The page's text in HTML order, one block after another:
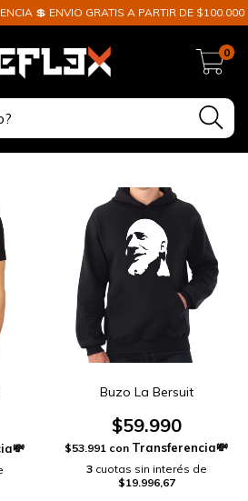
💲 ENVIO GRATIS A PARTIR DE $100.000
0
Buzo La Bersuit
$59.990
$53.991 con
3 cuotas sin interés de
$19.996,67